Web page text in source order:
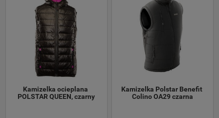
Kamizelka ocieplana
POLSTAR QUEEN, czarny
Kamizelka Polstar Benefit
Colino OA29 czarna